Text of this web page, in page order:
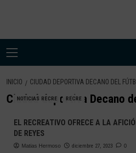
Menú
INICIO CIUDAD DEPORTIVA DECANO DEL
Ciudad deportiva Decano
NOTICIAS RECRE RECRE
EL RECREATIVO OFRECE A LA
DE REYES
Matias Hermoso diciembre 27, 2023 0